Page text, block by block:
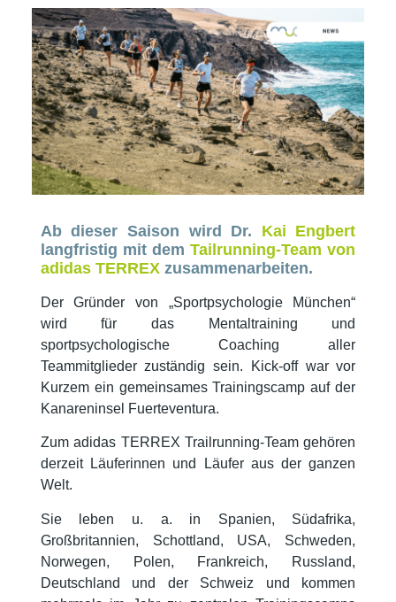
Ab dieser Saison wird Dr. Kai Engbert
langfristig mit demTailrunning-Team von
adidas TERREX zusammenarbeiten.
Der Gründer von „Sportpsychologie München“
wird für das Mentaltraining und
sportpsychologische Coaching aller
Teammitglieder zuständig sein. Kick-off war vor
Kurzem ein gemeinsames Trainingscamp auf der
Kanareninsel Fuerteventura.
Zum adidas TERREX Trailrunning-Team gehören
derzeit Läuferinnen und Läufer aus der ganzen
Welt.
Sie leben u. a. in Spanien, Südafrika,
Großbritannien, Schottland, USA, Schweden,
Norwegen, Polen, Frankreich, Russland,
Deutschland und der Schweiz und kommen